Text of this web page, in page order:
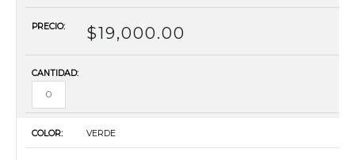
$19,000.00
VERDE